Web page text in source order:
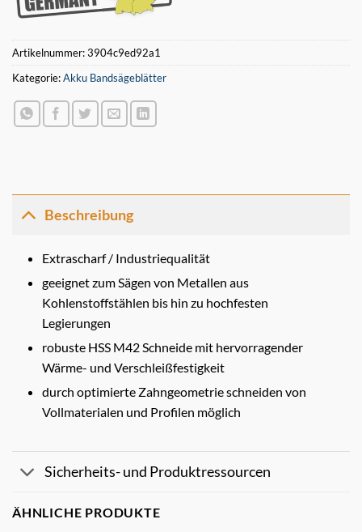
Artikelnummer:3904c9ed92a1
Kategorie:Akku Bandsägeblätter
Beschreibung
Extrascharf / Industriequalität
geeignet zum Sägen von Metallen aus
Kohlenstoffstählen bis hin zu hochfesten
Legierungen
robuste HSS M42 Schneide mit hervorragender
Wärme- und Verschleißfestigkeit
durch optimierte Zahngeometrie schneiden von
Vollmaterialen und Profilen möglich
Sicherheits- und Produktressourcen
ÄHNLICHE PRODUKTE